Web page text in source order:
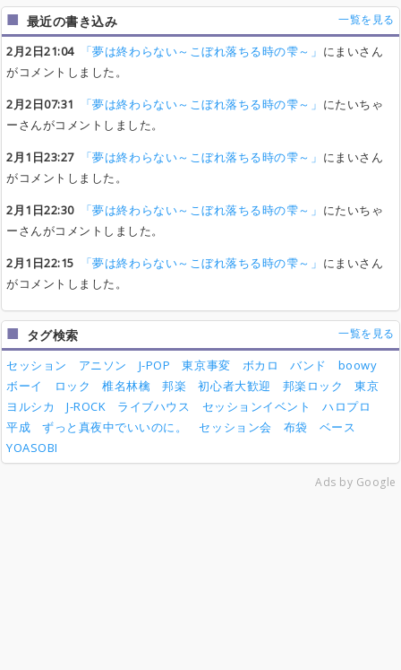
最近の書き込み 一覧を見る
2月2日21:04 「夢は終わらない～こぼれ落ちる時の雫～」 にまいさん
がコメントしました。
2月2日07:31
「夢は終わらない～こぼれ落ちる時の雫～」 にたいちゃ
ーさんがコメントしました。
2月1日23:27
「夢は終わらない～こぼれ落ちる時の雫～」 にまいさん
がコメントしました。
2月1日22:30
「夢は終わらない～こぼれ落ちる時の雫～」 にたいちゃ
ーさんがコメントしました。
2月1日22:15
「夢は終わらない～こぼれ落ちる時の雫～」 にまいさん
がコメントしました。
タグ検索 一覧を見る
セッション アニソン J-POP 東京事変 ボカロ バンド
boowy
ボーイ
ロック 椎名林檎 邦楽 初心者大歓迎 邦楽ロック
東京
ヨルシカ
J-ROCK ライブハウス セッションイベント
ハロプロ
平成
ずっと真夜中でいいのに。 セッション会 布袋
ベース
YOASOBI
Ads by Google